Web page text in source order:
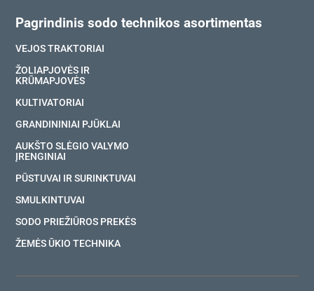
Pagrindinis sodo technikos asortimentas
VEJOS TRAKTORIAI
ŽOLIAPJOVĖS IR
KRŪMAPJOVĖS
KULTIVATORIAI
GRANDININIAI PJŪKLAI
AUKŠTO SLĖGIO VALYMO
ĮRENGINIAI
PŪSTUVAI IR SURINKTUVAI
SMULKINTUVAI
SODO PRIEŽIŪROS PREKĖS
ŽEMĖS ŪKIO TECHNIKA